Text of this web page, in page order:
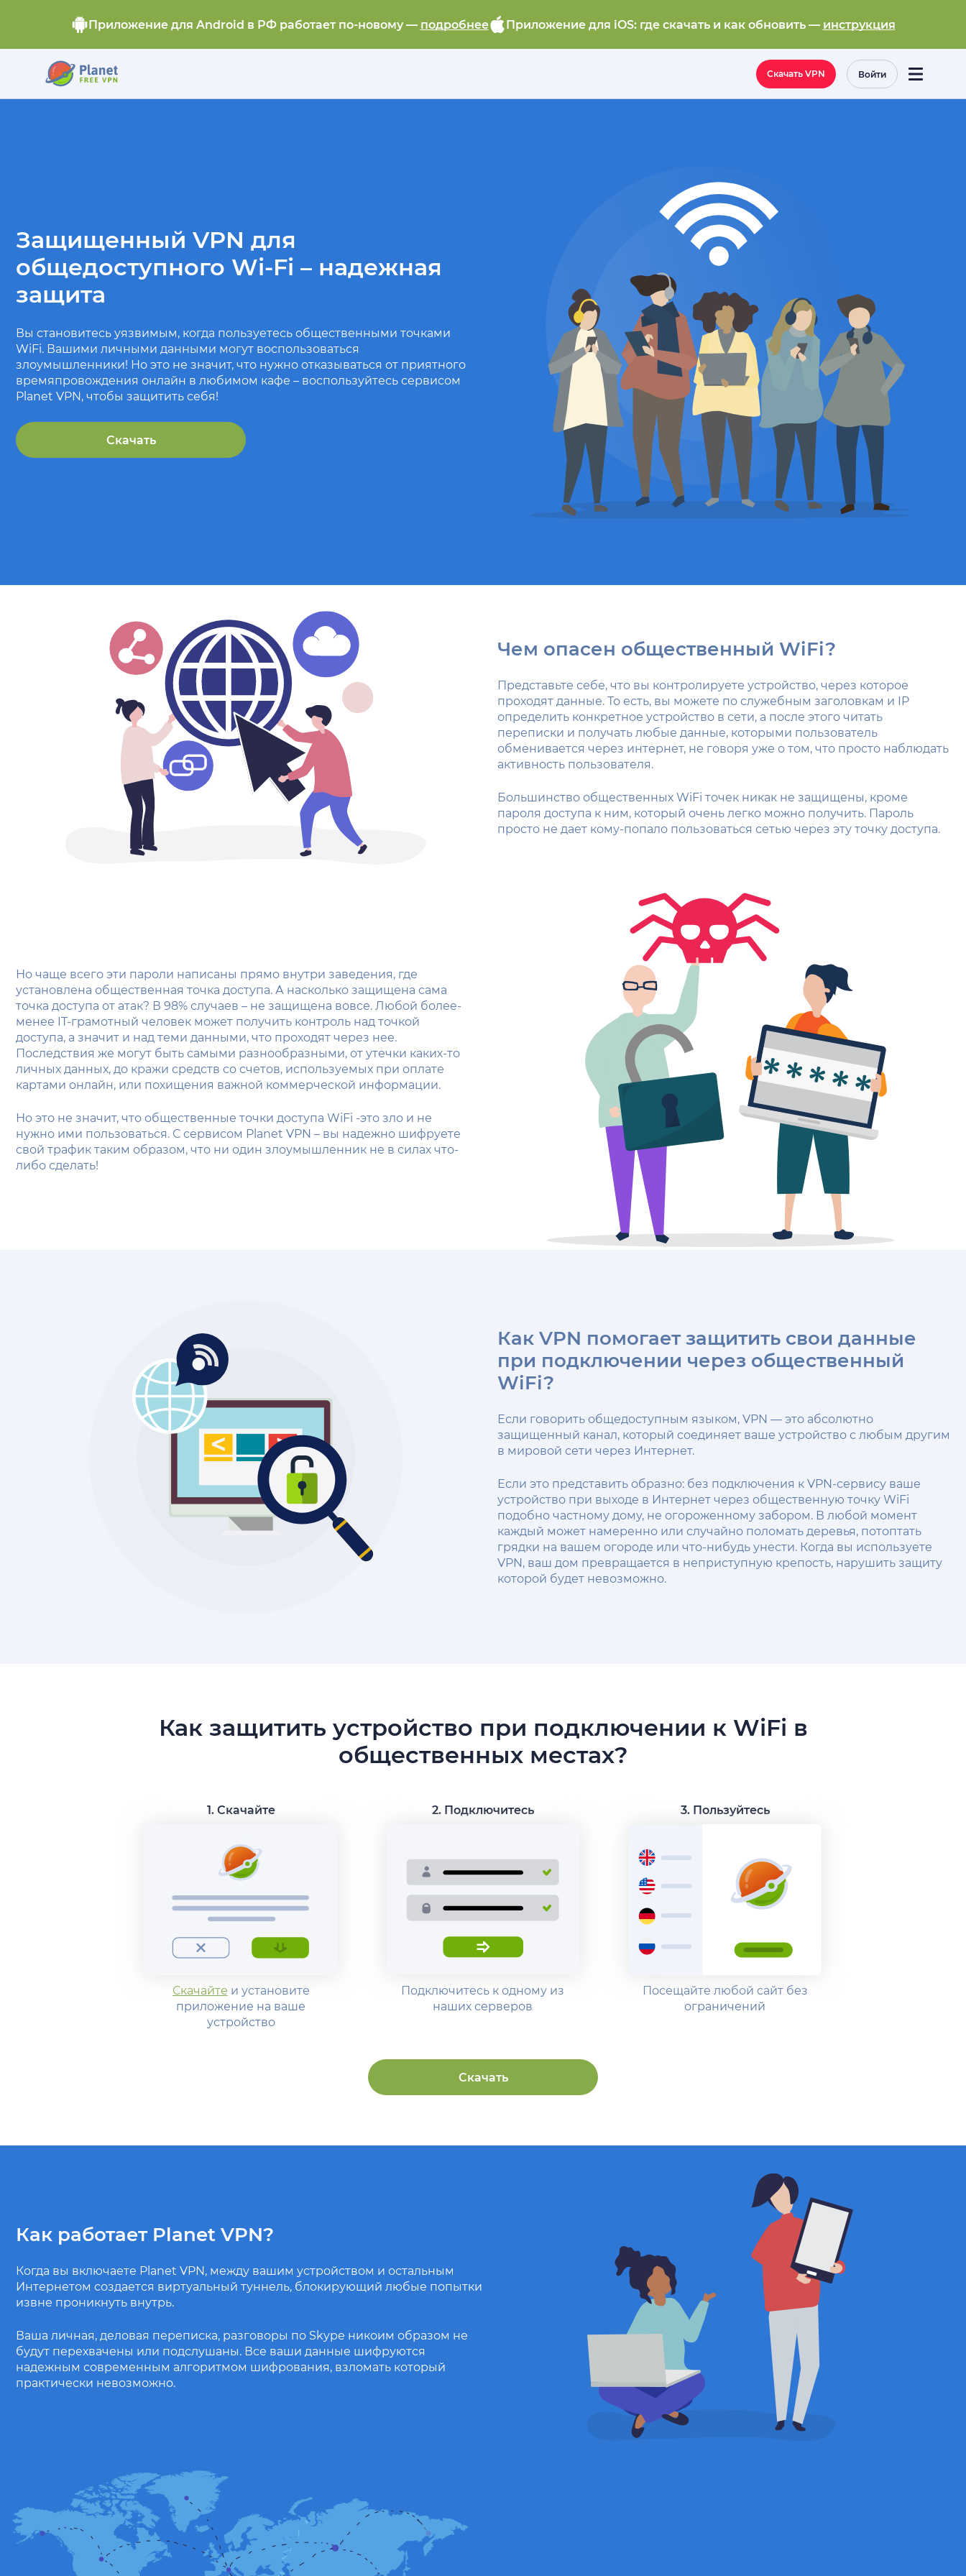
Приложение для Android в РФ работает по-новому — подробнее Приложение для iOS: где скачать и как обновить — инструкция
Скачать VPN Войти
Защищенный VPN для
общедоступного Wi-Fi – надежная
защита
Вы становитесь уязвимым, когда пользуетесь общественными точками
WiFi. Вашими личными данными могут воспользоваться
злоумышленники! Но это не значит, что нужно отказываться от приятного
времяпровождения онлайн в любимом кафе – воспользуйтесь сервисом
Planet VPN, чтобы защитить себя!
Скачать
Чем опасен общественный WiFi?
Представьте себе, что вы контролируете устройство, через которое
проходят данные. То есть, вы можете по служебным заголовкам и IP
определить конкретное устройство в сети, а после этого читать
переписки и получать любые данные, которыми пользователь
обменивается через интернет, не говоря уже о том, что просто наблюдать
активность пользователя.
Большинство общественных WiFi точек никак не защищены, кроме
пароля доступа к ним, который очень легко можно получить. Пароль
просто не дает кому-попало пользоваться сетью через эту точку доступа.
Но чаще всего эти пароли написаны прямо внутри заведения, где
установлена общественная точка доступа. А насколько защищена сама
точка доступа от атак? В 98% случаев – не защищена вовсе. Любой более-
менее IT-грамотный человек может получить контроль над точкой
доступа, а значит и над теми данными, что проходят через нее.
Последствия же могут быть самыми разнообразными, от утечки каких-то
личных данных, до кражи средств со счетов, используемых при оплате
картами онлайн, или похищения важной коммерческой информации.
Но это не значит, что общественные точки доступа WiFi -это зло и не
нужно ими пользоваться. С сервисом Planet VPN – вы надежно шифруете
свой трафик таким образом, что ни один злоумышленник не в силах что-
либо сделать!
Как VPN помогает защитить свои данные
при подключении через общественный
WiFi?
Если говорить общедоступным языком, VPN — это абсолютно
защищенный канал, который соединяет ваше устройство с любым другим
в мировой сети через Интернет.
Если это представить образно: без подключения к VPN-сервису ваше
устройство при выходе в Интернет через общественную точку WiFi
подобно частному дому, не огороженному забором. В любой момент
каждый может намеренно или случайно поломать деревья, потоптать
грядки на вашем огороде или что-нибудь унести. Когда вы используете
VPN, ваш дом превращается в неприступную крепость, нарушить защиту
которой будет невозможно.
Как защитить устройство при подключении к WiFi в
общественных местах?
1. Скачайте
Скачайте и установите
приложение на ваше
устройство
2. Подключитесь
Подключитесь к одному из
наших серверов
3. Пользуйтесь
Посещайте любой сайт без
ограничений
Скачать
Как работает Planet VPN?
Когда вы включаете Planet VPN, между вашим устройством и остальным
Интернетом создается виртуальный туннель, блокирующий любые попытки
извне проникнуть внутрь.
Ваша личная, деловая переписка, разговоры по Skype никоим образом не
будут перехвачены или подслушаны. Все ваши данные шифруются
надежным современным алгоритмом шифрования, взломать который
практически невозможно.